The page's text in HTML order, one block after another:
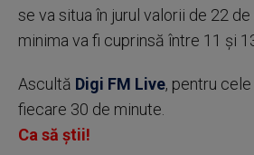
se va situa în jurul valorii de 22
minima va fi cuprinsă între 11 și
Ascultă Digi FM Live, pentru
fiecare 30 de minute.
Ca să știi!